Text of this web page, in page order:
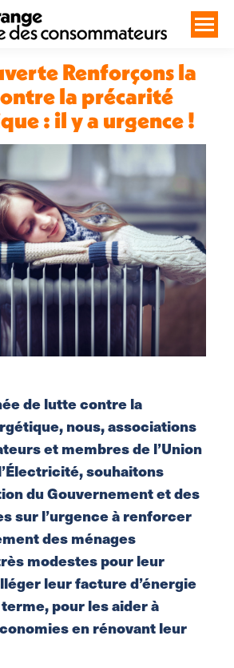
Renforçons la
la précarité
: il y a urgence !
Vous êtes ici :
de lutte contre la
nous, associations
et membres de l’Union
souhaitons
du Gouvernement et des
sur l’urgence à renforcer
des ménages
modestes pour leur
leur facture d’énergie
pour les aider à
en rénovant leur